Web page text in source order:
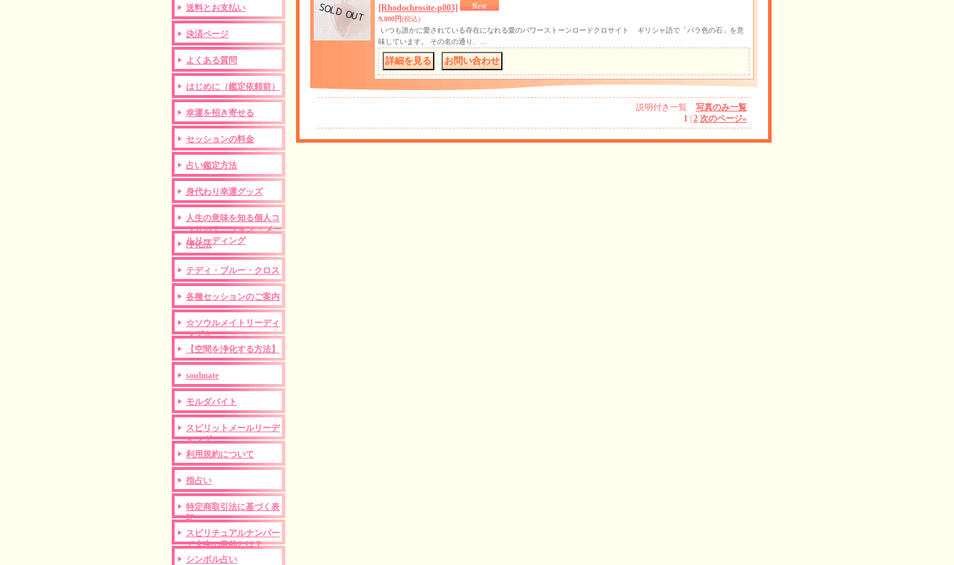
送料とお支払い
決済ページ
よくある質問
はじめに（鑑定依頼前）
幸運を招き寄せる
セッションの料金
占い鑑定方法
身代わり幸運グッズ
人生の意味を知る個人コ
ンサルテーション ・メー
ルリーディング
浄化法
テディ・ブルー・クロス
各種セッションのご案内
☆ソウルメイトリーディ
ング☆
【空間を浄化する方法】
soulmate
モルダバイト
スピリットメールリーデ
ィング
利用規約について
指占い
特定商取引法に基づく表
記
スピリチュアルナンバー
で人生の目的とは？
シンボル占い
[Rhodochrosite-p003]
9,800円(税込)
いつも誰かに愛されている存在になれる愛のパワーストーンロードクロサイト ギリシャ語で「バラ色の石」を意
味しています。 その名の通り、…
説明付き一覧 写真のみ一覧
1 2 次のページ»